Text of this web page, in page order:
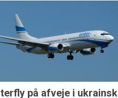
på afveje i ukrainsk